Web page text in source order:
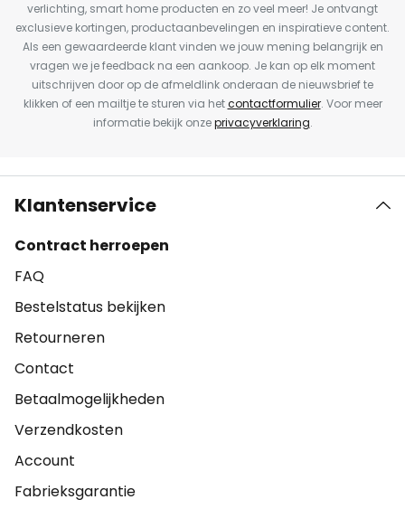
verlichting, smart home producten en zo veel meer! Je ontvangt
exclusieve kortingen, productaanbevelingen en inspiratieve content.
Als een gewaardeerde klant vinden we jouw mening belangrijk en
vragen we je feedback na een aankoop. Je kan op elk moment
uitschrijven door op de afmeldlink onderaan de nieuwsbrief te
klikken of een mailtje te sturen via hetcontactformulier. Voor meer
informatie bekijk onzeprivacyverklaring.
Klantenservice
Contract herroepen
FAQ
Bestelstatus bekijken
Retourneren
Contact
Betaalmogelijkheden
Verzendkosten
Account
Fabrieksgarantie